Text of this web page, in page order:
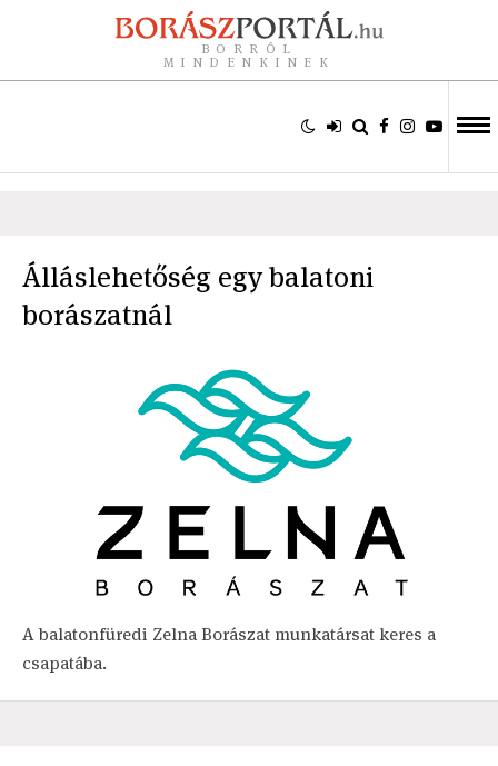
BORRÓL
MINDENKINEK
Álláslehetőség egy balatoni
borászatnál
A balatonfüredi Zelna Borászat munkatársat keres a
csapatába.